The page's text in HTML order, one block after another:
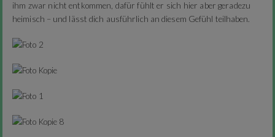
ihm zwar nicht entkommen, dafür fühlt er sich hier aber geradezu
heimisch – und lässt dich ausführlich an diesem Gefühl teilhaben.